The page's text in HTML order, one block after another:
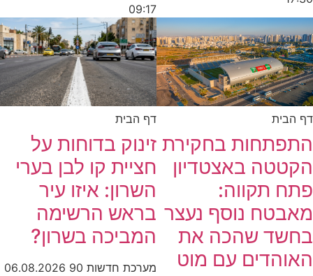
בחקירת
באצטדיון
תקווה:
נוסף נעצר
שהכה את
עם מוט
דף הבית
זינוק בדוחות על
חציית קו לבן בערי
השרון: איזו עיר
בראש הרשימה
המביכה בשרון?
מערכת חדשות 90
06.08.2026